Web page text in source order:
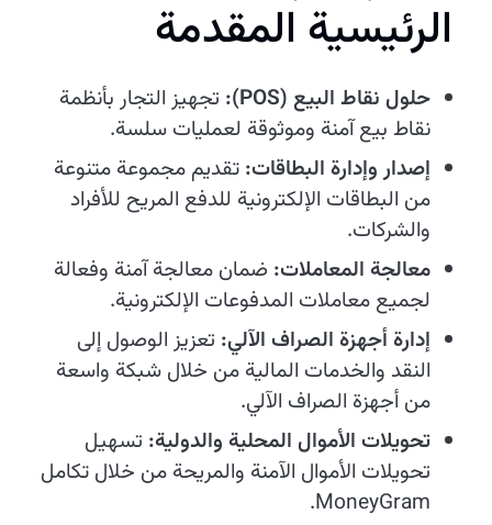
الرئيسية المقدمة
حلول نقاط البيع (POS):
تجهيز التجار بأنظمة
نقاط بيع آمنة وموثوقة لعمليات سلسة.
إصدار وإدارة البطاقات: تقديم مجموعة متنوعة
من البطاقات الإلكترونية للدفع المريح للأفراد
والشركات.
معالجة المعاملات: ضمان معالجة آمنة وفعالة
لجميع معاملات المدفوعات الإلكترونية.
إدارة أجهزة الصراف الآلي: تعزيز الوصول إلى
النقد والخدمات المالية من خلال شبكة واسعة
من أجهزة الصراف الآلي.
تحويلات الأموال المحلية والدولية: تسهيل
تحويلات الأموال الآمنة والمريحة من خلال تكامل
MoneyGram.